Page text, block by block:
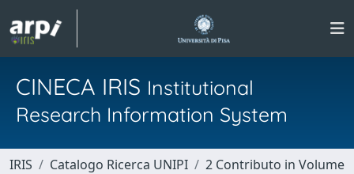
CINECA IRIS Institutional
Research Information System
IRIS Catalogo Ricerca UNIPI
2 Contributo in Volume